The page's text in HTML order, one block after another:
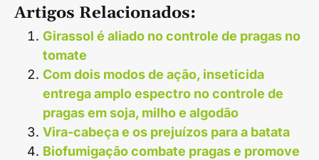
Artigos Relacionados:
Girassol é aliado no controle de pragas no
tomate
Com dois modos de ação, inseticida
entrega amplo espectro no controle de
pragas em soja, milho e algodão
Vira-cabeça e os prejuízos para a batata
Biofumigação combate pragas e promove